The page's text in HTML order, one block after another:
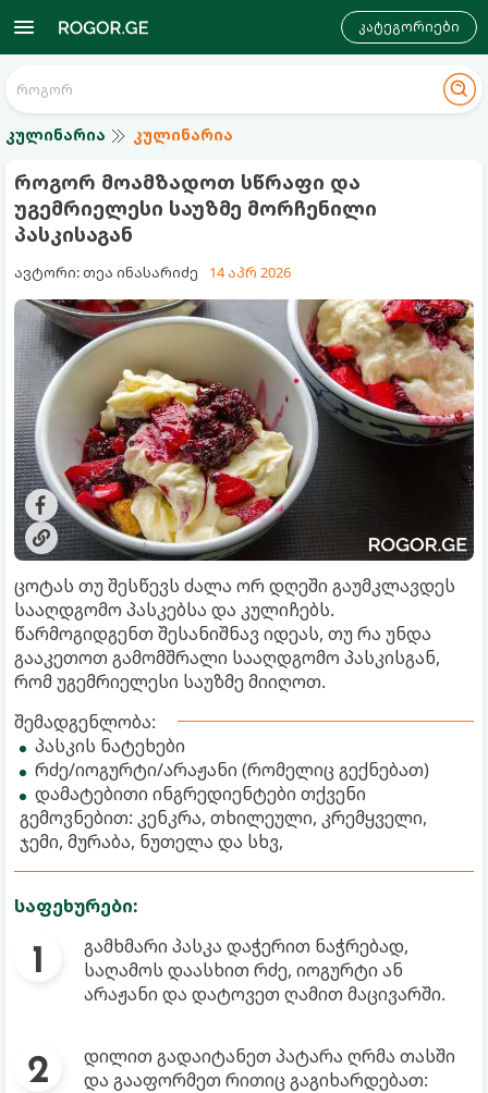
კატეგორიები
კულინარია კულინარია
როგორ მოამზადოთ სწრაფი და
უგემრიელესი საუზმე მორჩენილი
პასკისაგან
ავტორი: თეა ინასარიძე 14 აპრ 2026
ცოტას თუ შესწევს ძალა ორ დღეში გაუმკლავდეს
სააღდგომო პასკებსა და კულიჩებს.
წარმოგიდგენთ შესანიშნავ იდეას, თუ რა უნდა
გააკეთოთ გამომშრალი სააღდგომო პასკისგან,
რომ უგემრიელესი საუზმე მიიღოთ.
შემადგენლობა:
პასკის ნატეხები
რძე/იოგურტი/არაჟანი (რომელიც გექნებათ)
დამატებითი ინგრედიენტები თქვენი
გემოვნებით: კენკრა, თხილეული, კრემყველი,
ჯემი, მურაბა, ნუთელა და სხვ,
საფეხურები:
გამხმარი პასკა დაჭერით ნაჭრებად,
საღამოს დაასხით რძე, იოგურტი ან
არაჟანი და დატოვეთ ღამით მაცივარში.
დილით გადაიტანეთ პატარა ღრმა თასში
და გააფორმეთ რითიც გაგიხარდებათ: